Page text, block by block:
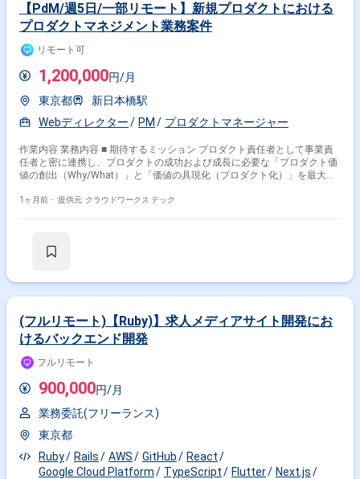
【PdM/週5日/一部リモート】新規プロダクトにおける
プロダクトマネジメント業務案件
リモート可
1,200,000円/月
東京都
新日本橋駅
Webディレクター
PM プロダクトマネージャー
作業内容 業務内容 ■ 期待するミッション プロダクト責任者として事業責
任者と密に連携し、プロダクトの成功および成長に必要な「プロダクト価
値の創出（Why/What）」と「価値の具現化（プロダクト化）」を最大の
価値の創出】 ・市場環境や顧客ニーズに基づくロードマップの策定 ・
んだプロジェクトマネジメント ・SW/HW両面を加味した全体設計、規制
ト ■ 企業について 生体認証とAI技術を駆使し、次世代の社会インフラ創造
を目指す東証グロース上場企業です。物理世界におけるAIの限界に挑戦
し、先端技術を社会へ実装するためのプロダクトを展開しています。 ■ プ
ロダクトについて ガソリンスタンドにおける「給油許可業務」をAIで自動
化・省人化するサービスを提供しています。深刻な人手不足という社会課
題を解決するとともに、将来的にはあらゆるカーライフを滑らかにするプ
ラットフォームの構築を目指しています。 ■ 募集背景 消防法改正という市
場の転換点を迎え、サービスの本格始動に伴いプロダクト責任者クラスの
人材が求められています。次世代AIプロダクトの最前線を切り開き、事業
を成功へと導くリードプレイヤーを募集します。
1ヶ月前・ 提供元: クラウドワークス テック
(フルリモート)【Ruby)】求人メディアサイト開発にお
けるバックエンド開発
フルリモート
900,000円/月
業務委託(フリーランス)
東京都
Ruby
Rails AWS GitHub
React
Google Cloud Platform
TypeScript Flutter
Next.js